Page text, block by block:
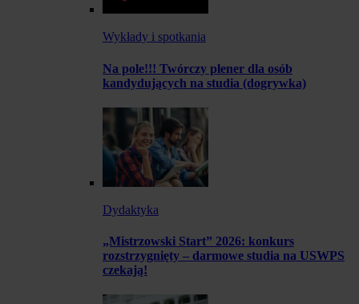
Wykłady i spotkania
Na pole!!! Twórczy plener dla osób
kandydujących na studia (dogrywka)
Dydaktyka
„Mistrzowski Start” 2026: konkurs
rozstrzygnięty – darmowe studia na USWPS
czekają!